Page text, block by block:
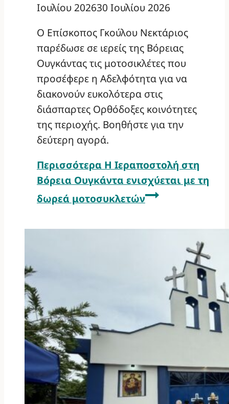
Ιουλίου 202630 Ιουλίου 2026
Ο Επίσκοπος Γκούλου Νεκτάριος
παρέδωσε σε ιερείς της Βόρειας
Ουγκάντας τις μοτοσικλέτες που
προσέφερε η Αδελφότητα για να
διακονούν ευκολότερα στις
διάσπαρτες Ορθόδοξες κοινότητες
της περιοχής. Βοηθήστε για την
δεύτερη αγορά.
Περισσότερα Η Ιεραποστολή στη
Βόρεια Ουγκάντα ενισχύεται με τη
δωρεά μοτοσυκλετών